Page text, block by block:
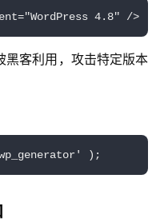
4.8" />
黑客利用，攻击特定版本
);